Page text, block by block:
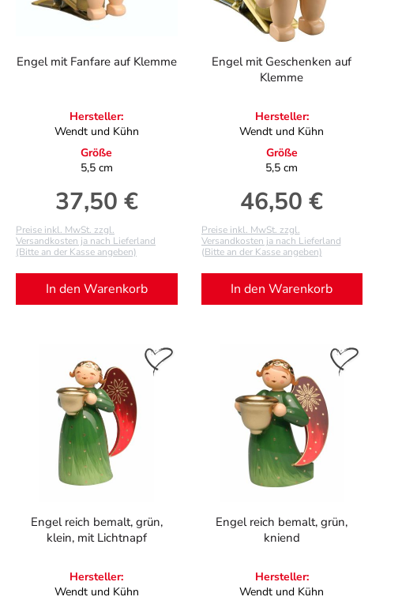
Engel mit Fanfare auf Klemme
Hersteller:
Wendt und Kühn
Größe
5,5 cm
Regulärer Preis:
37,50 €
Preise inkl. MwSt. zzgl.
Versandkosten ja nach Lieferland
(Bitte an der Kasse angeben)
In den Warenkorb
Engel mit Geschenken auf
Klemme
Hersteller:
Wendt und Kühn
Größe
5,5 cm
Regulärer Preis:
46,50 €
Preise inkl. MwSt. zzgl.
Versandkosten ja nach Lieferland
(Bitte an der Kasse angeben)
In den Warenkorb
Engel reich bemalt, grün,
klein, mit Lichtnapf
Hersteller:
Wendt und Kühn
Engel reich bemalt, grün,
kniend
Hersteller:
Wendt und Kühn